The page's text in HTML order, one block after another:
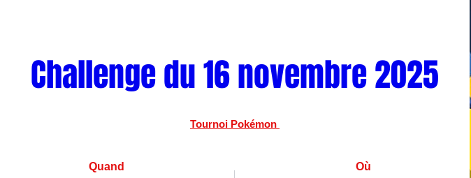
Challenge du 16 novembre 2025
Tournoi Pokémon
Quand Où